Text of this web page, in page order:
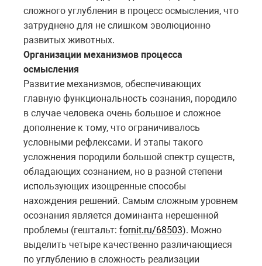
сложного углубления в процесс осмысления, что
затруднено для не слишком эволюционно
развитых животных.
Организации механизмов процесса
осмысления
Развитие механизмов, обеспечивающих
главную функциональность сознания, породило
в случае человека очень большое и сложное
дополнение к тому, что ограничивалось
условными рефлексами. И этапы такого
усложнения породили большой спектр существ,
обладающих сознанием, но в разной степени
использующих изощренные способы
нахождения решений. Самым сложным уровнем
осознания является доминанта нерешенной
проблемы (гештальт: fornit.ru/68503). Можно
выделить четыре качественно различающиеся
по углублению в сложность реализации